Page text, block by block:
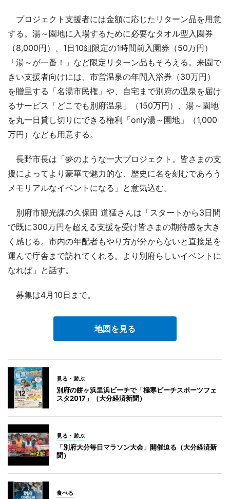
プロジェクト支援者には金額に応じたリターン品を用意
する。湯～園地に入場するために必要なタオル型入園券
（8,000円）、1日10組限定の1時間前入園券（50万円）
「湯～が一番！」など限定リターン品もそろえる。来園で
きい支援者向けには、市営温泉の年間入浴券（30万円）
を贈呈する「名湯市民権」や、自宅まで別府の温泉を届け
るサービス「どこでも別府温泉」（150万円）、湯～園地
を丸一日貸し切りにできる権利「only湯～園地」（1,000
万円）なども用意する。
長野市長は「夢のような一大プロジェクト。皆さまの支
援によってより豪華で魅力的な、歴史に名を刻むであろう
メモリアルなイベントになる」と意気込む。
別府市観光課の久保田 道猛さんは「スタートから3日間
で既に300万円を超える支援を受け皆さまの期待感を大き
く感じる。市内の年配者もやり方が分からないと直接足を
運んで庁舎まで訪れてくれる。より別府らしいイベントに
なれば」と話す。
募集は4月10日まで。
地図を見る
見る・遊ぶ
別府の餅ヶ浜里浜ビーチで「極寒ビーチスポーツフェ
スタ2017」（大分経済新聞）
見る・遊ぶ
「別府大分毎日マラソン大会」開催迫る（大分経済新
聞）
食べる